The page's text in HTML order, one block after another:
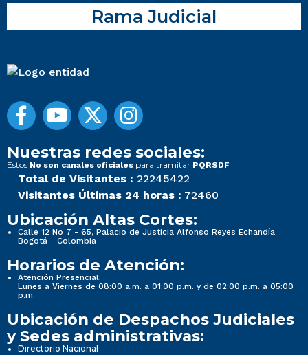
Rama Judicial
Nuestras redes sociales:
Estos No son canales oficiales para tramitar PQRSDF
Total de Visitantes : 22245422
Visitantes Últimas 24 horas : 72460
Ubicación Altas Cortes:
Calle 12 No 7 - 65, Palacio de Justicia Alfonso Reyes Echandía
Bogotá - Colombia
Horarios de Atención:
Atención Presencial:
Lunes a Viernes de 08:00 a.m. a 01:00 p.m. y de 02:00 p.m. a 05:00
p.m.
Ubicación de Despachos Judiciales
y Sedes administrativas:
Directorio Nacional